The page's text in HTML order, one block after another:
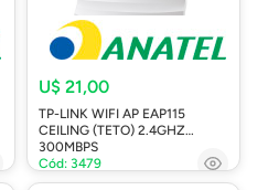
U$ 21,00
TP-LINK WIFI AP EAP115
CEILING (TETO) 2.4GHZ
300MBPS
Cód: 3479